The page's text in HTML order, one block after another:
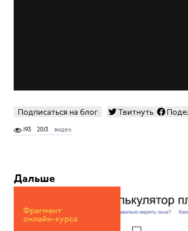
Подписаться на блог Твитнуть
193 2013 видео
Дальше